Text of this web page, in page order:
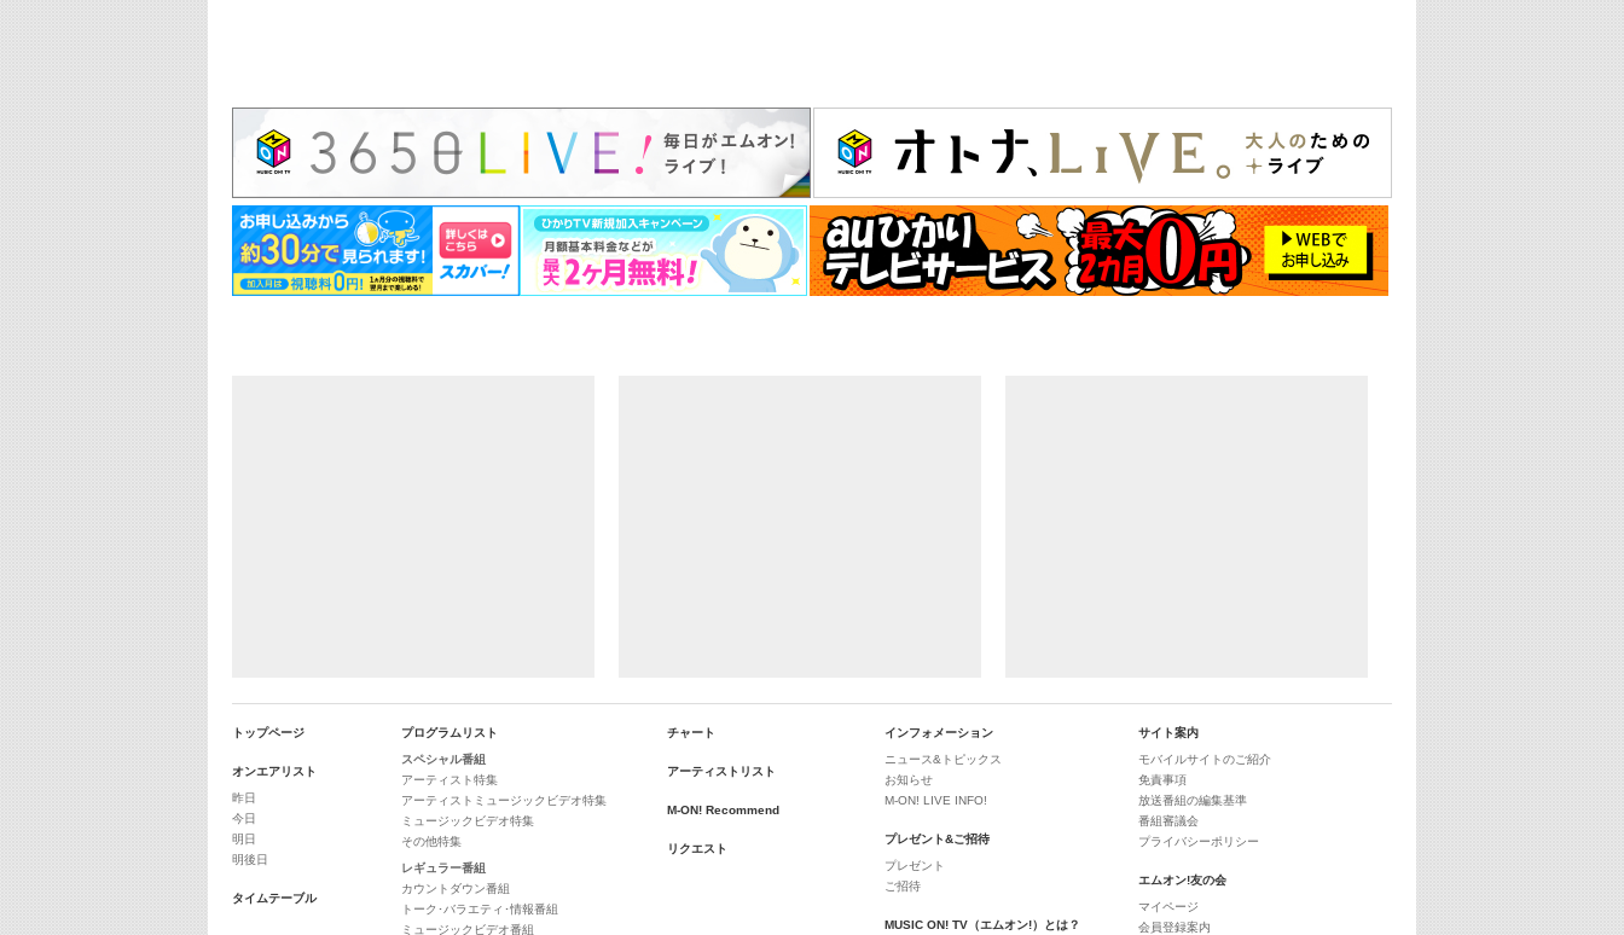
24:00
K-POP 第3世代特集
K-POP 第4世代特集
25:00
あのころヒッツ! 一挙5時間！
2021→2025年
トップページ
オンエアリスト
昨日
今日
明日
明後日
タイムテーブル
プログラムリスト
スペシャル番組
アーティスト特集
アーティストミュージックビデオ特集
ミュージックビデオ特集
その他特集
レギュラー番組
カウントダウン番組
トーク･バラエティ･情報番組
ミュージックビデオ番組
チャート
アーティストリスト
M-ON! Recommend
リクエスト
インフォメーション
ニュース&トピックス
お知らせ
M-ON! LIVE INFO!
プレゼント&ご招待
プレゼント
ご招待
MUSIC ON! TV（エムオン!）とは？
サイト案内
モバイルサイトのご紹介
免責事項
放送番組の編集基準
番組審議会
プライバシーポリシー
エムオン!友の会
マイページ
会員登録案内